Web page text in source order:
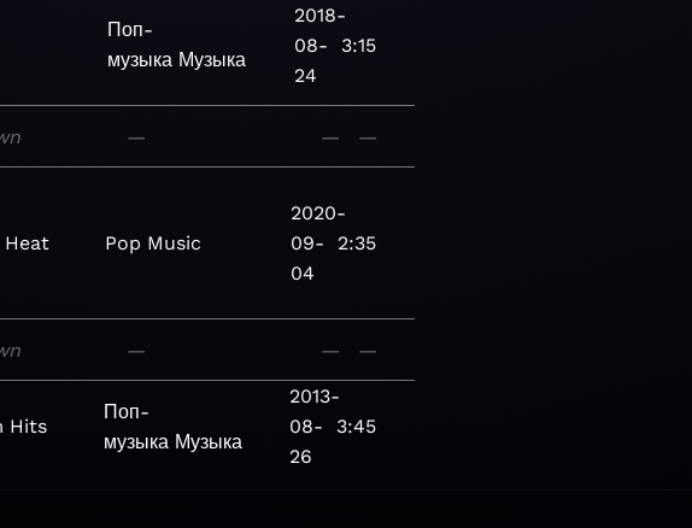
Поп-
музыка Музыка
2018-
08-
24
3:15
— — —
Heat Pop Music
2020-
09-
04
2:35
— — —
Hits
Поп-
музыка Музыка
2013-
08-
26
3:45